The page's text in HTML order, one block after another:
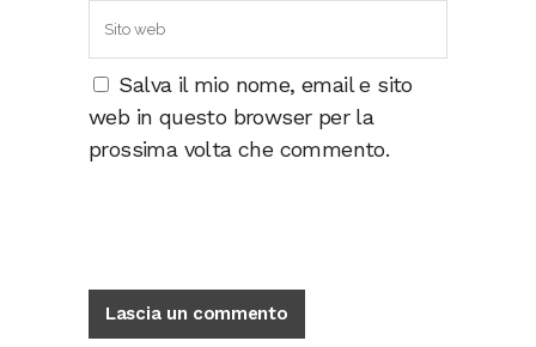
Salva il mio nome, email e sito
web in questo browser per la
prossima volta che commento.